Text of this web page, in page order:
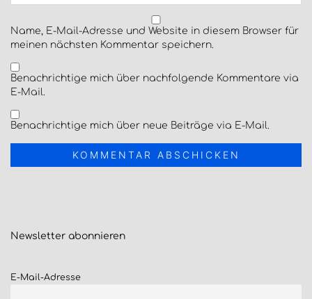
Name, E-Mail-Adresse und Website in diesem Browser für
meinen nächsten Kommentar speichern.
Benachrichtige mich über nachfolgende Kommentare via
E-Mail.
Benachrichtige mich über neue Beiträge via E-Mail.
Newsletter abonnieren
E-Mail-Adresse